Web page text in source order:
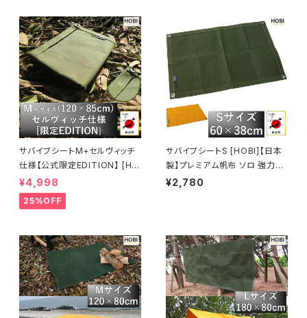
サバイブシートM+セルヴィッチ
仕様【公式限定EDITION】 [HO
BI]【日本製】グランドシートソロ
プレミアム帆布 強力防水パラフ
ィン加工 [無骨でタフ] 頑丈ハト
避け 焚き火 陣幕 前幕 コンパク
ト アウトドア キャンプ レジャー
軍幕 ホビ オリーブドラブ【MAD
E IN JAPAN】
¥4,998
25%OFF
サバイブシートS [HOBI]【日本
製】プレミアム帆布 ソロ 強力防
水パラフィン加工 [無骨でタフ]
キャンプ レジャー ホビ【MADE
IN JAPAN】
¥2,780